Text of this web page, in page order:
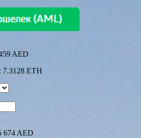
AED
7.3128 ETH
674 AED